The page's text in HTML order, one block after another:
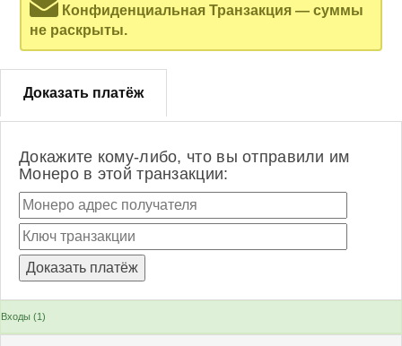
Конфиденциальная Транзакция — суммы
не раскрыты.
Доказать платёж
Докажите кому-либо, что вы отправили им
Монеро в этой транзакции:
Входы (1)